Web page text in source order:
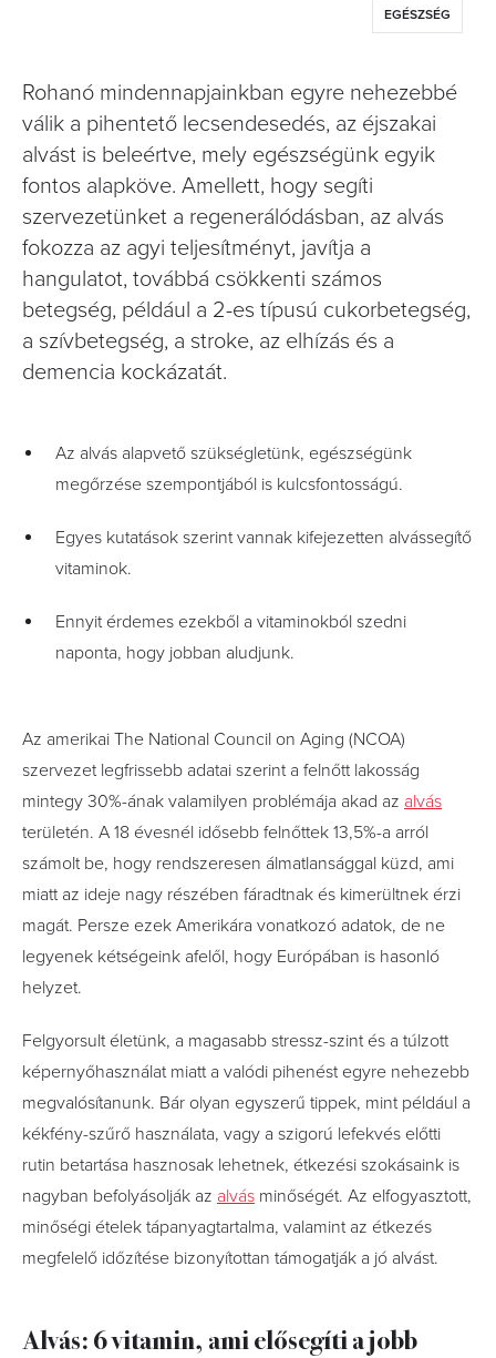
EGÉSZSÉG
Rohanó mindennapjainkban egyre nehezebbé
válik a pihentető lecsendesedés, az éjszakai
alvást is beleértve, mely egészségünk egyik
fontos alapköve. Amellett, hogy segíti
szervezetünket a regenerálódásban, az alvás
fokozza az agyi teljesítményt, javítja a
hangulatot, továbbá csökkenti számos
betegség, például a 2-es típusú cukorbetegség,
a szívbetegség, a stroke, az elhízás és a
demencia kockázatát.
Az alvás alapvető szükségletünk, egészségünk
megőrzése szempontjából is kulcsfontosságú.
Egyes kutatások szerint vannak kifejezetten alvássegítő
vitaminok.
Ennyit érdemes ezekből a vitaminokból szedni
naponta, hogy jobban aludjunk.
Az amerikai The National Council on Aging (NCOA)
szervezet legfrissebb adatai szerint a felnőtt lakosság
mintegy 30%-ának valamilyen problémája akad az alvás
területén. A 18 évesnél idősebb felnőttek 13,5%-a arról
számolt be, hogy rendszeresen álmatlansággal küzd, ami
miatt az ideje nagy részében fáradtnak és kimerültnek érzi
magát. Persze ezek Amerikára vonatkozó adatok, de ne
legyenek kétségeink afelől, hogy Európában is hasonló
helyzet.
Felgyorsult életünk, a magasabb stressz-szint és a túlzott
képernyőhasználat miatt a valódi pihenést egyre nehezebb
megvalósítanunk. Bár olyan egyszerű tippek, mint például a
kékfény-szűrő használata, vagy a szigorú lefekvés előtti
rutin betartása hasznosak lehetnek, étkezési szokásaink is
nagyban befolyásolják az alvás minőségét. Az elfogyasztott,
minőségi ételek tápanyagtartalma, valamint az étkezés
megfelelő időzítése bizonyítottan támogatják a jó alvást.
Alvás: 6 vitamin, ami elősegíti a jobb